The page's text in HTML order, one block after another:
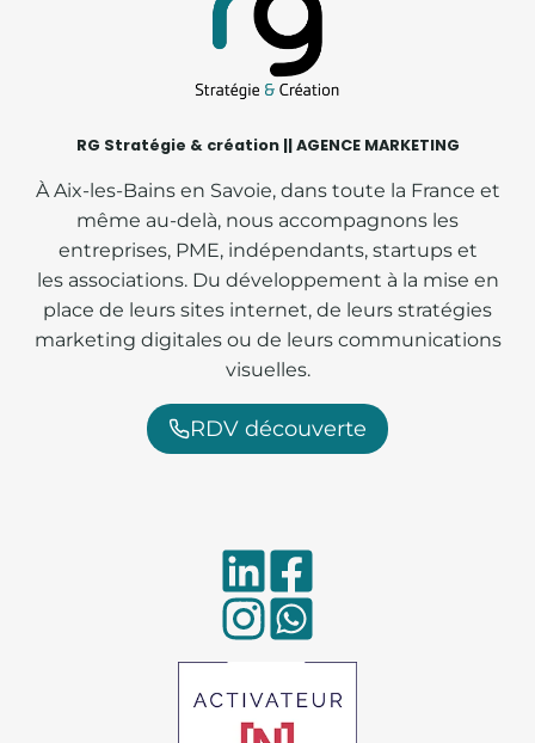
RG Stratégie & création || AGENCE MARKETING
À Aix-les-Bains en Savoie, dans toute la France et
même au-delà, nous accompagnons les
entreprises, PME, indépendants, startups et
les associations. Du développement à la mise en
place de leurs sites internet, de leurs stratégies
marketing digitales ou de leurs communications
visuelles.
RDV découverte